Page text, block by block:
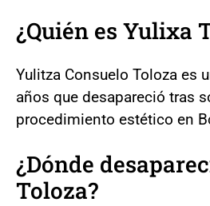
¿Quién es Yulixa
Yulitza Consuelo Toloza es
años que desapareció tras
procedimiento estético en
¿Dónde
Toloza?